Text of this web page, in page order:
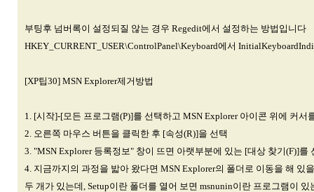
부팅후 넘버록이 설정되질 않는 경우 Regedit에서 설정하는 방법입니다
HKEY_CURRENT_USER\ControlPanel\Keyboard에서
[XP팁30] MSN Explorer제거방법
1. [시작]-[모든 프로그램(P)]를 선택하고 MSN Explorer 아이콘 위에 커서
2. 오른쪽 마우스 버튼을 클릭한 후 [속성(R)]을 선택
3. "MSN Explorer 등록정보" 창이 뜨면 아랫부분에 있는 [대상 찾기(F)]를
4. 지금까지의 과정을 밟아 왔다면 MSN Explorer의 폴더로 이동을 해 있
두 개가 있는데, Setup이란 폴더를 열어 보면 msnunin이란 프로그램이 있